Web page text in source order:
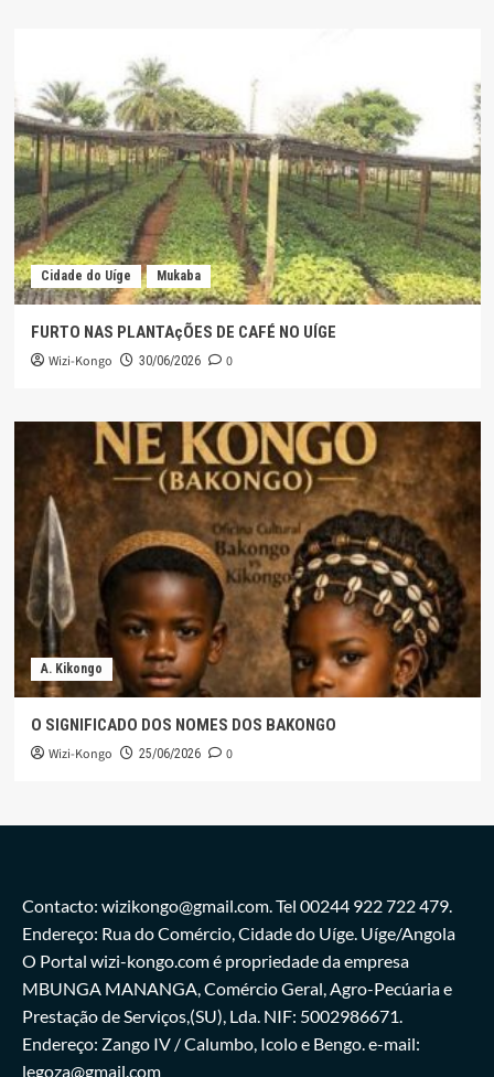
Cidade do Uíge Mukaba
FURTO NAS PLANTAçÕES DE CAFÉ NO UÍGE
Wizi-Kongo 30/06/2026 0
A. Kikongo
O SIGNIFICADO DOS NOMES DOS BAKONGO
Wizi-Kongo 25/06/2026 0
Contacto: wizikongo@gmail.com. Tel 00244 922 722 479.
Endereço: Rua do Comércio, Cidade do Uíge. Uíge/Angola
O Portal wizi-kongo.com é propriedade da empresa
MBUNGA MANANGA, Comércio Geral, Agro-Pecúaria e
Prestação de Serviços,(SU), Lda. NIF: 5002986671.
Endereço: Zango IV / Calumbo, Icolo e Bengo. e-mail:
legoza@gmail.com